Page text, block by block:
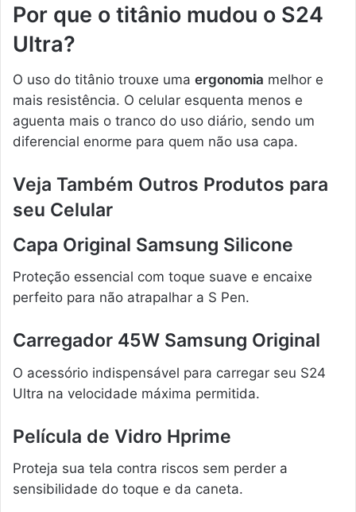
Por que o titânio mudou o S24
Ultra?
O uso do titânio trouxe uma ergonomia melhor e
mais resistência. O celular esquenta menos e
aguenta mais o tranco do uso diário, sendo um
diferencial enorme para quem não usa capa.
Veja Também Outros Produtos para
seu Celular
Capa Original Samsung Silicone
Proteção essencial com toque suave e encaixe
perfeito para não atrapalhar a S Pen.
Carregador 45W Samsung Original
O acessório indispensável para carregar seu S24
Ultra na velocidade máxima permitida.
Película de Vidro Hprime
Proteja sua tela contra riscos sem perder a
sensibilidade do toque e da caneta.